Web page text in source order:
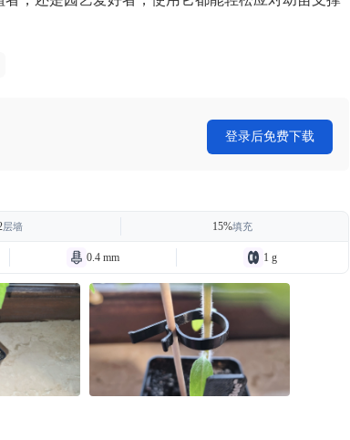
登录后免费下载
层墙 15%填充
0.4 mm 1 g